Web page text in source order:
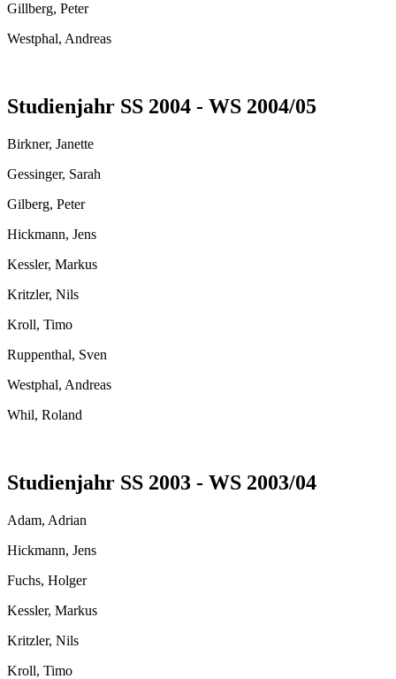
Gillberg, Peter
Westphal, Andreas
Studienjahr SS 2004 - WS 2004/05
Birkner, Janette
Gessinger, Sarah
Gilberg, Peter
Hickmann, Jens
Kessler, Markus
Kritzler, Nils
Kroll, Timo
Ruppenthal, Sven
Westphal, Andreas
Whil, Roland
Studienjahr SS 2003 - WS 2003/04
Adam, Adrian
Hickmann, Jens
Fuchs, Holger
Kessler, Markus
Kritzler, Nils
Kroll, Timo